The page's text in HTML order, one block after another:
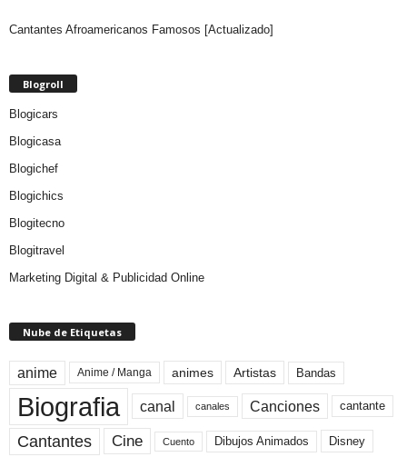
Cantantes Afroamericanos Famosos [Actualizado]
Blogroll
Blogicars
Blogicasa
Blogichef
Blogichics
Blogitecno
Blogitravel
Marketing Digital & Publicidad Online
Nube de Etiquetas
anime Anime / Manga animes Artistas Bandas
Biografia canal canales Canciones cantante
Cantantes Cine Cuento Dibujos Animados Disney